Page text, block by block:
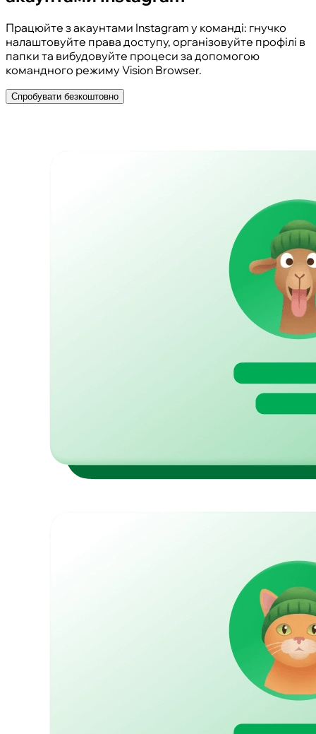
Працюйте з акаунтами Instagram у команді: гнучко
налаштовуйте права доступу, організовуйте профілі в
папки та вибудовуйте процеси за допомогою
командного режиму Vision Browser.
Спробувати безкоштовно